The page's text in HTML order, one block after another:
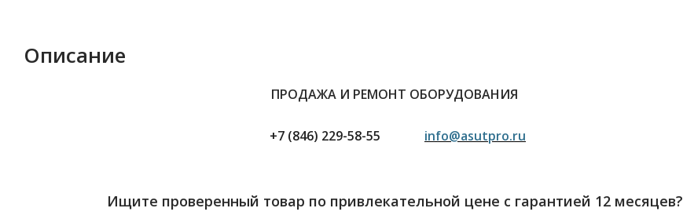
Описание
ПРОДАЖА И РЕМОНТ ОБОРУДОВАНИЯ
+7 (846) 229-58-55 info@asutpro.ru
Ищите проверенный товар по привлекательной цене с гарантией 12 месяцев?